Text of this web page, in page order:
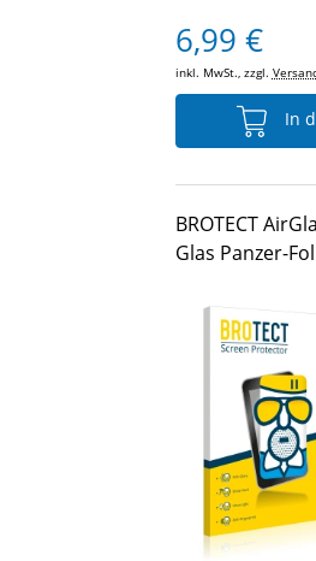
6,99 €
inkl. MwSt., zzgl.
In
BROTECT
Glas Panzer-